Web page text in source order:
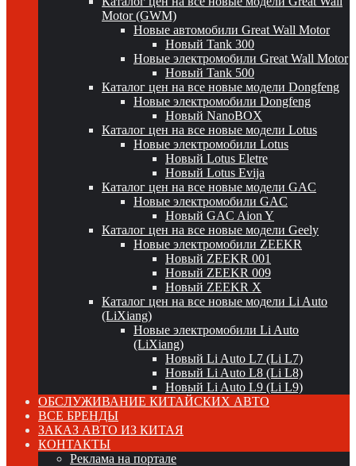
Motor (GWM)
Новые автомобили Great Wall Motor
Новый Tank 300
Новые электромобили Great Wall Motor
Новый Tank 500
Каталог цен на все новые модели Dongfeng
Новые электромобили Dongfeng
Новый NanoBOX
Каталог цен на все новые модели Lotus
Новые электромобили Lotus
Новый Lotus Eletre
Новый Lotus Evija
Каталог цен на все новые модели GAC
Новые электромобили GAC
Новый GAC Aion Y
Каталог цен на все новые модели Geely
Новые электромобили ZEEKR
Новый ZEEKR 001
Новый ZEEKR 009
Новый ZEEKR X
Каталог цен на все новые модели Li Auto
(LiXiang)
Новые электромобили Li Auto
(LiXiang)
Новый Li Auto L7 (Li L7)
Новый Li Auto L8 (Li L8)
Новый Li Auto L9 (Li L9)
ОБСЛУЖИВАНИЕ КИТАЙСКИХ АВТО
ВСЕ БРЕНДЫ
ЗАКАЗ АВТО ИЗ КИТАЯ
КОНТАКТЫ
Реклама на портале